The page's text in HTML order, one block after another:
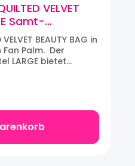
VELVET
Samt-
Palm. Der
LARGE bietet
mit
Aus weichem,
satten schwarz-
19 x 8 cm